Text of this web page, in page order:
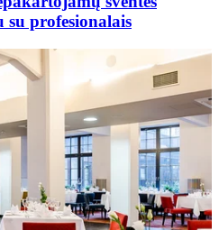
profesionalais